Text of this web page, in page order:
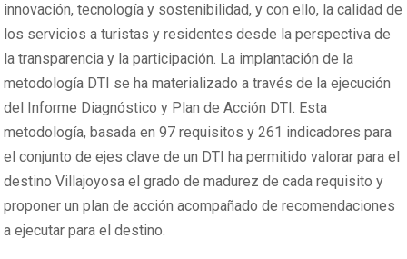
innovación, tecnología y sostenibilidad, y con ello, la calidad de
los servicios a turistas y residentes desde la perspectiva de
la transparencia y la participación. La implantación de la
metodología DTI se ha materializado a través de la ejecución
del Informe Diagnóstico y Plan de Acción DTI. Esta
metodología, basada en 97 requisitos y 261 indicadores para
el conjunto de ejes clave de un DTI ha permitido valorar para el
destino Villajoyosa el grado de madurez de cada requisito y
proponer un plan de acción acompañado de recomendaciones
a ejecutar para el destino.